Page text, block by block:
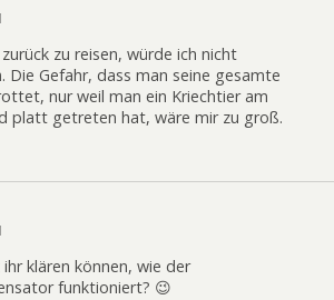
zu reisen, würde ich nicht
Die Gefahr, dass man seine gesamte
nur weil man ein Kriechtier am
platt getreten hat, wäre mir zu groß.
klären können, wie der
funktioniert? 😉